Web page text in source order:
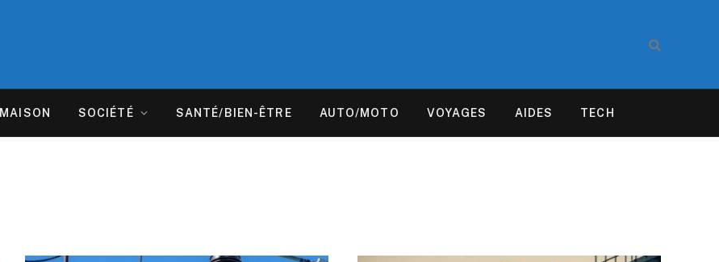
MAISON SOCIÉTÉ SANTÉ/BIEN-ÊTRE AUTO/MOTO VOYAGES AIDES TECH